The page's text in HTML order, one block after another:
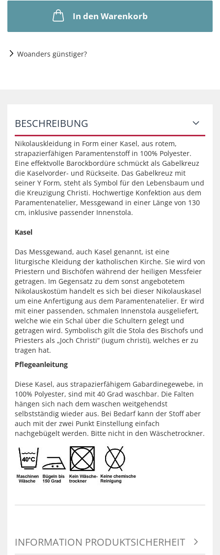
In den Warenkorb
Woanders günstiger?
BESCHREIBUNG
Nikolauskleidung in Form einer Kasel, aus rotem,
strapazierfähigen Paramentenstoff in 100% Polyester.
Eine effektvolle Barockbordüre schmückt als Gabelkreuz
die Kaselvorder- und Rückseite. Das Gabelkreuz mit
seiner Y Form, steht als Symbol für den Lebensbaum und
die Kreuzigung Christi. Hochwertige Konfektion aus dem
Paramentenatelier, Messgewand in einer Länge von 130
cm, inklusive passender Innenstola.
Kasel
Das Messgewand, auch Kasel genannt, ist eine
liturgische Kleidung der katholischen Kirche. Sie wird von
Priestern und Bischöfen während der heiligen Messfeier
getragen. Im Gegensatz zu dem sonst angebotetem
Nikolauskostüm handelt es sich bei dieser Nikolauskasel
um eine Anfertigung aus dem Paramentenatelier. Er wird
mit einer passenden, schmalen Innenstola ausgeliefert,
welche wie ein Schal über die Schultern gelegt und
getragen wird. Symbolisch gilt die Stola des Bischofs und
Priesters als „Joch Christi“ (iugum christi), welches er zu
tragen hat.
Pflegeanleitung
Diese Kasel, aus strapazierfähigem Gabardinegewebe, in
100% Polyester, sind mit 40 Grad waschbar. Die Falten
hängen sich nach dem waschen weitgehendst
selbstständig wieder aus. Bei Bedarf kann der Stoff aber
auch mit der zwei Punkt Einstellung einfach
nachgebügelt werden. Bitte nicht in den Wäschetrockner.
INFORMATION PRODUKTSICHERHEIT